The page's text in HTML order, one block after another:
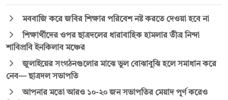
মববাজি করে জবির শিক্ষার পরিবেশ নষ্ট করতে দেওয়া হবে না
শিক্ষার্থীদের ওপর ছাত্রদলের ধারাবাহিক হামলার তীব্র নিন্দা
শাবিপ্রবি ইনকিলাব মঞ্চের
জুলাইয়ের সংগঠনগুলোর মাঝে ভুল বোঝাবুঝি হলে সমাধান করে
নেব— ছাত্রদল সভাপতি
আপনার মতো আরও ১০-২০ জন সভাপতির মেয়াদ পূর্ণ করেও